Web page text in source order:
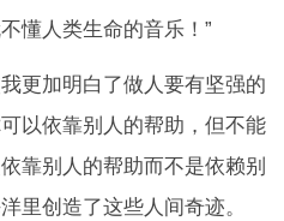
懂人类生命的音乐！”
更加明白了做人要有坚强的
以依靠别人的帮助，但不能
靠别人的帮助而不是依赖别
里创造了这些人间奇迹。